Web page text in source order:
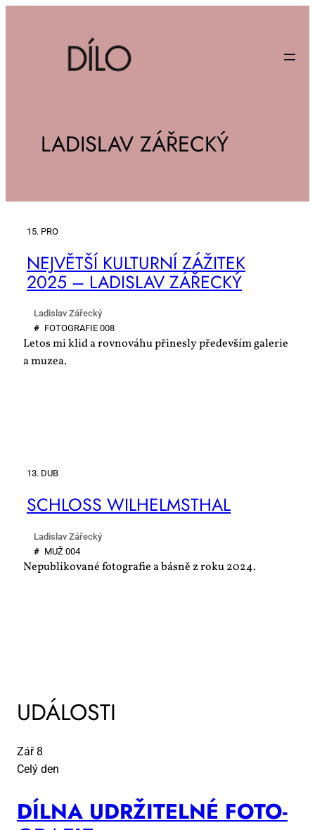
LADISLAV ZÁŘECKÝ
15. PRO
NEJ­VĚT­ŠÍ KUL­TUR­NÍ ZÁ­ŽI­TEK
2025 – LA­DI­SLAV ZÁ­ŘEC­KÝ
Ladislav Zářecký
# FO­TO­GRA­FIE 008
Letos mi klid a rovnováhu přinesly především galerie
a muzea.
13. DUB
SCHLOSS WILHELM­STHAL
Ladislav Zářecký
# MUŽ 004
Nepublikované fotografie a básně z roku 2024.
UDÁLOSTI
Zář 8
Celý den
DÍL­NA UDR­ŽI­TEL­NÉ FO­TO­